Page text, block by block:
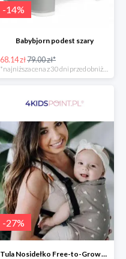
-14%
Babybjorn podest szary
68.14 zł79.00 zł*
*najniższa cena z 30 dni przed obniżką
-27%
Tula Nosidełko Free-to-Grow Sleepy Dust